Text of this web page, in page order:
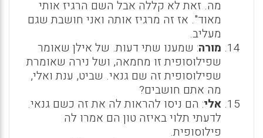
מה. זאת לא קללה אבל השם הרגיז אותי
מאוד". אז זה מרגיז אותה ואני חושבת שגם
מעליב.
מורה: שמענו שתי דעות. של אילן שאומר
שפילוסופית זו מחמאה, ושל נירה שאומרת
שפילוסופית זה שם גנאי. שביט, ענת ואלי,
מה אתם חושבים?
אלי: הם ניסו להראות לה את זה כשם גנאי.
לדעתי תלוי באיזה טון הם אמרו לה
פילוסופית.